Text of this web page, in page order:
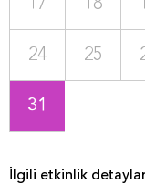
17 18
24 25
31
İlgili etkinlik